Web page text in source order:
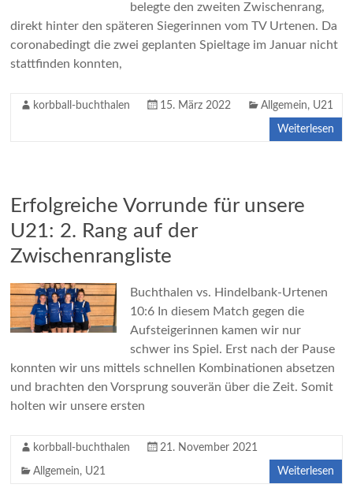
belegte den zweiten Zwischenrang,
direkt hinter den späteren Siegerinnen vom TV Urtenen. Da
coronabedingt die zwei geplanten Spieltage im Januar nicht
stattfinden konnten,
korbball-buchthalen 15. März 2022 Allgemein, U21
Weiterlesen
Erfolgreiche Vorrunde für unsere
U21: 2. Rang auf der
Zwischenrangliste
Buchthalen vs. Hindelbank-Urtenen
10:6 In diesem Match gegen die
Aufsteigerinnen kamen wir nur
schwer ins Spiel. Erst nach der Pause
konnten wir uns mittels schnellen Kombinationen absetzen
und brachten den Vorsprung souverän über die Zeit. Somit
holten wir unsere ersten
korbball-buchthalen 21. November 2021
Allgemein, U21 Weiterlesen